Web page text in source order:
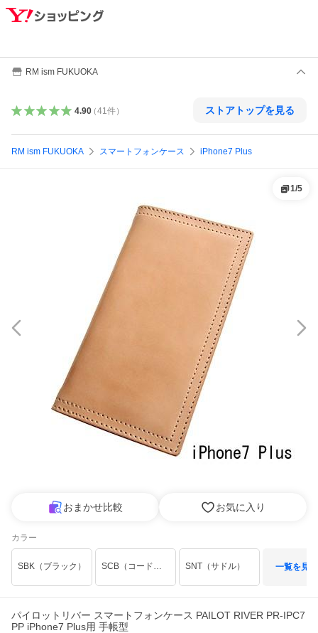
RM ism FUKUOKA
4.90（41件） ストアトップを見る
RM ism FUKUOKA スマートフォンケース iPhone7 Plus
1/5
おまかせ比較 お気に入り
カラー
SBK（ブラック） SCB（コードバン） SNT（サドル） 一覧を見る
パイロットリバー スマートフォンケース PAILOT RIVER PR-IPC7
PP iPhone7 Plus用 手帳型